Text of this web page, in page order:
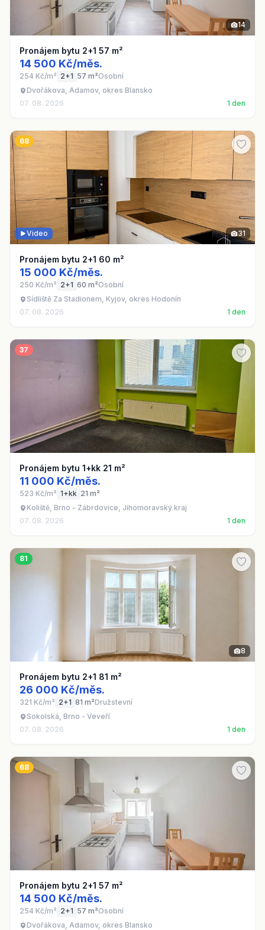
14
Pronájem bytu 2+1 57 m²
14 500 Kč/měs.
254 Kč/m² 2+1 57 m²Osobní
Dvořákova, Adamov, okres Blansko
07. 08. 2026
1 den
68
31
Video
Pronájem bytu 2+1 60 m²
15 000 Kč/měs.
250 Kč/m² 2+1 60 m²Osobní
Sídliště Za Stadionem, Kyjov, okres Hodonín
07. 08. 2026
1 den
37
Pronájem bytu 1+kk 21 m²
11 000 Kč/měs.
523 Kč/m² 1+kk 21 m²
Koliště, Brno - Zábrdovice, Jihomoravský kraj
07. 08. 2026
1 den
81
8
Pronájem bytu 2+1 81 m²
26 000 Kč/měs.
321 Kč/m² 2+1 81 m²Družstevní
Sokolská, Brno - Veveří
07. 08. 2026
1 den
68
Pronájem bytu 2+1 57 m²
14 500 Kč/měs.
254 Kč/m² 2+1 57 m²Osobní
Dvořákova, Adamov, okres Blansko